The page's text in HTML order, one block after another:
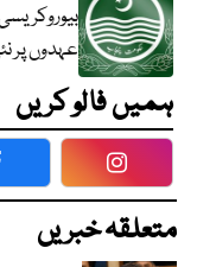
عہدوں پر
ہمیں فالو کریں
متعلقہ خبریں